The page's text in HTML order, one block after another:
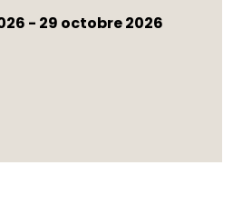
- 29 octobre 2026